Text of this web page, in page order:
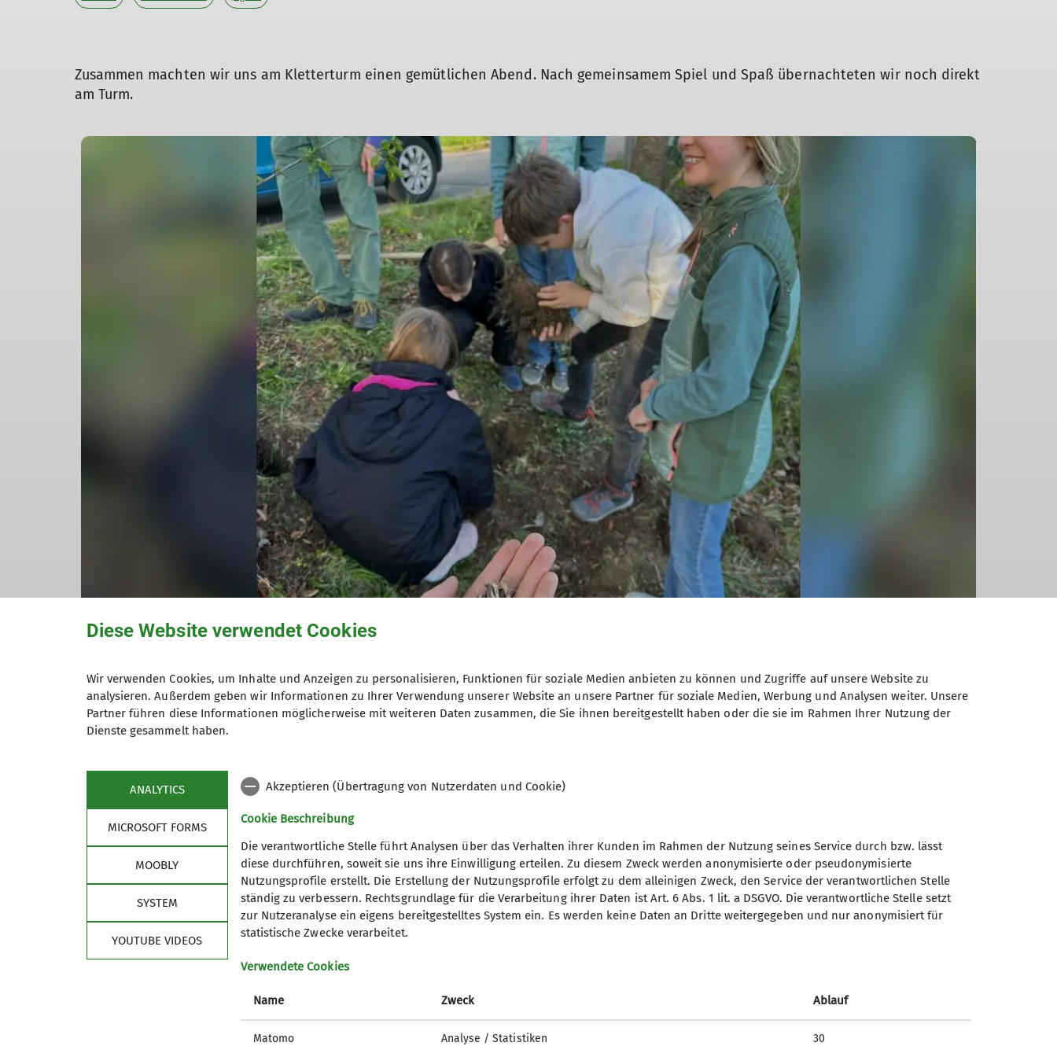
Zusammen machten wir uns am Kletterturm einen gemütlichen Abend. Nach gemeinsamem Spiel und Spaß übernachteten wir noch direkt
am Turm.
© DAV Markt Schwaben/Wiebke Rauschenbach
Noch nicht genug?
Über den Verein
Über uns
Macht mit!
Aktivitäten
Programm
Gruppen
Service
Sektion Markt Schwaben des
Deutschen Alpenvereins e.V.
Sägmühlenweg 45
Diese Website verwendet Cookies
Wir verwenden Cookies, um Inhalte und Anzeigen zu personalisieren, Funktionen für soziale Medien anbieten zu können und Zugriffe auf unsere Website zu
analysieren. Außerdem geben wir Informationen zu Ihrer Verwendung unserer Website an unsere Partner für soziale Medien, Werbung und Analysen weiter. Unsere
Partner führen diese Informationen möglicherweise mit weiteren Daten zusammen, die Sie ihnen bereitgestellt haben oder die sie im Rahmen Ihrer Nutzung der
Dienste gesammelt haben.
ANALYTICS
MICROSOFT FORMS
MOOBLY
SYSTEM
YOUTUBE VIDEOS
Akzeptieren (Übertragung von Nutzerdaten und Cookie)
Cookie Beschreibung
Die verantwortliche Stelle führt Analysen über das Verhalten ihrer Kunden im Rahmen der Nutzung seines Service durch bzw. lässt
diese durchführen, soweit sie uns ihre Einwilligung erteilen. Zu diesem Zweck werden anonymisierte oder pseudonymisierte
Nutzungsprofile erstellt. Die Erstellung der Nutzungsprofile erfolgt zu dem alleinigen Zweck, den Service der verantwortlichen Stelle
ständig zu verbessern. Rechtsgrundlage für die Verarbeitung ihrer Daten ist Art. 6 Abs. 1 lit. a DSGVO. Die verantwortliche Stelle setzt
zur Nutzeranalyse ein eigens bereitgestelltes System ein. Es werden keine Daten an Dritte weitergegeben und nur anonymisiert für
statistische Zwecke verarbeitet.
Verwendete Cookies
Name Zweck Ablauf
Matomo Analyse / Statistiken 30